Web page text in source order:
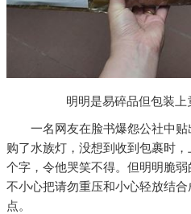
明明是易碎品但包装上
一名网友在脸书爆怨公社中
购了水族灯，没想到收到包裹时
个字，令他哭笑不得。但明明脆
不小心把请勿重压和小心轻放结
点。